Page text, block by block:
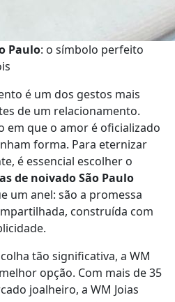
Paulo: o símbolo perfeito
é um dos gestos mais
de um relacionamento.
em que o amor é oficializado
forma. Para eternizar
é essencial escolher o
de noivado São Paulo
um anel: são a promessa
construída com
tão significativa, a WM
opção. Com mais de 35
joalheiro, a WM Joias